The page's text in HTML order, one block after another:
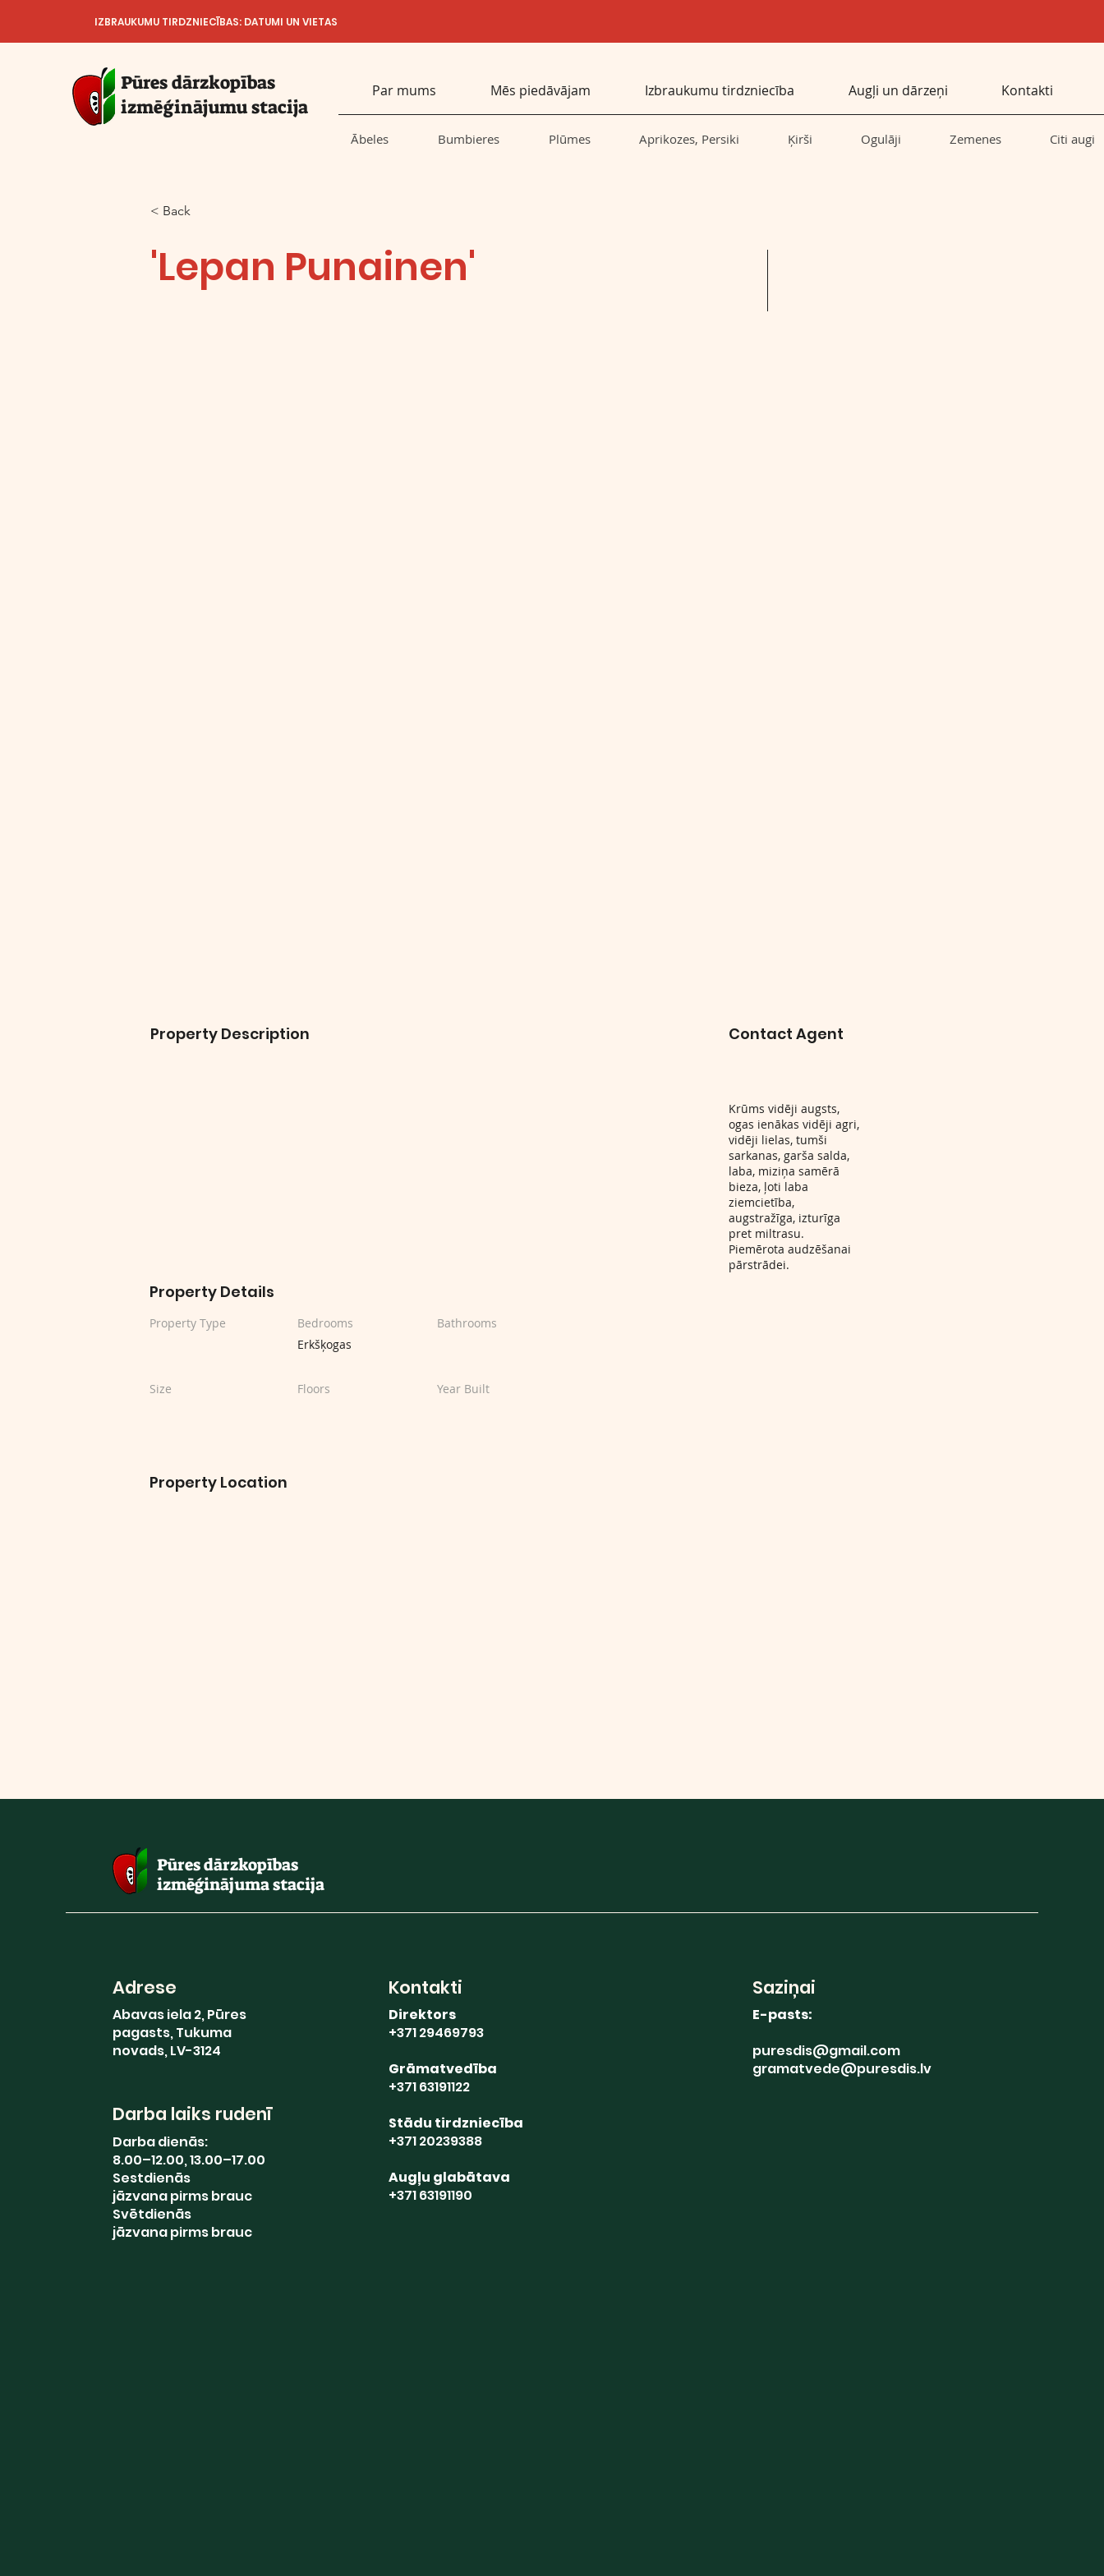
IZBRAUKUMU TIRDZNIECĪBAS: DATUMI UN VIETAS
Pūres dārzkopības
izmēģinājumu stacija
Par mums Mēs piedāvājam Izbraukumu tirdzniecība Augļi un dārzeņi Kontakti
Ābeles Bumbieres Plūmes Aprikozes, Persiki Ķirši Ogulāji Zemenes Citi augi
< Back
'Lepan Punainen'
Property Description Contact Agent
Krūms vidēji augsts,
ogas ienākas vidēji agri,
vidēji lielas, tumši
sarkanas, garša salda,
laba, miziņa samērā
bieza, ļoti laba
ziemcietība,
augstražīga, izturīga
pret miltrasu.
Piemērota audzēšanai
pārstrādei.
Property Details
Property Type
Bedrooms
Erkšķogas
Bathrooms
Size Floors Year Built
Property Location
Pūres dārzkopības
izmēģinājuma stacija
Adrese
Abavas iela 2, Pūres
pagasts, Tukuma
novads, LV-3124
Darba laiks rudenī
Darba dienās:
8.00–12.00, 13.00–17.00
Sestdienās
jāzvana pirms brauc
Svētdienās
jāzvana pirms brauc
Kontakti
Direktors
+371 29469793
Grāmatvedība
+371 63191122
Stādu tirdzniecība
+371 20239388
Augļu glabātava
+371 63191190
Saziņai
E-pasts:
puresdis@gmail.com
gramatvede@puresdis.lv